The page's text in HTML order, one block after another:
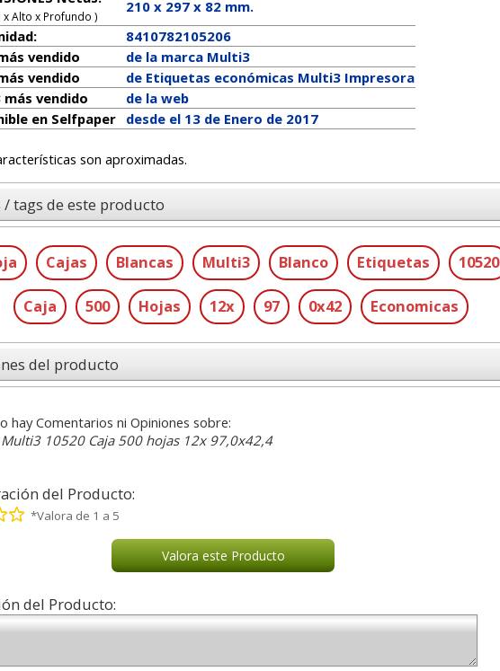
x Alto x Profundo )
210x 297x 82mm.
8410782105206
vendido
de la marca Multi3
vendido
de Etiquetas económicas Multi3 Impresora
más vendido
de la web
en Selfpaper
desde el 13 de Enero de 2017
son aproximadas.
/ tags de este producto
Cajas Blancas Multi3 Blanco Etiquetas 10520
Caja 500 Hojas 12x 97 0x42 Economicas
del producto
hay Comentarios ni Opiniones sobre:
10520 Caja 500 hojas 12x 97,0x42,4
del Producto:
*Valora de 1 a 5
Valora este Producto
del Producto: